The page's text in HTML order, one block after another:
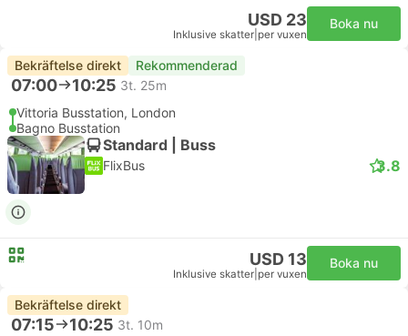
USD 23
Inklusive skatter per vuxen
Boka nu
Bekräftelse direkt Rekommenderad
07:00 10:25 3t. 25m
Vittoria Busstation, London
Bagno Busstation
Standard | Buss
FlixBus 3.8
USD 13
Inklusive skatter per vuxen
Boka nu
Bekräftelse direkt
07:15 10:25 3t. 10m